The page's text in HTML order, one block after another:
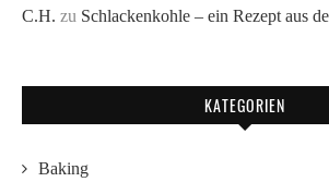
C.H. zu Schlackenkohle – ein Rezept aus
KATEGORIEN
Baking